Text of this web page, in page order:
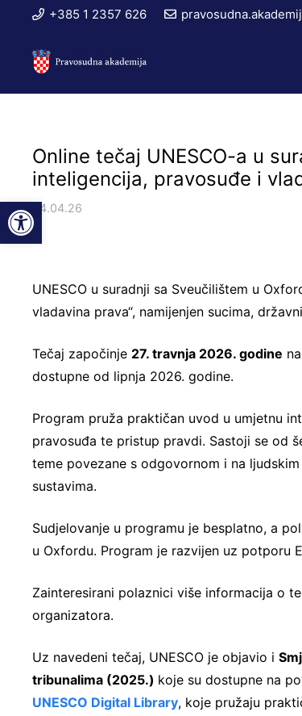
Open toolbar
+385 1 2357 626
Online tečaj UNESCO-a u
inteligencija, pravosuđe i
24.04.26
UNESCO u suradnji sa Sveučilištem u
vladavina prava“, namijenjen sucima,
Tečaj započinje 27. travnja 2026. godine
dostupne od lipnja 2026. godine.
Program pruža praktičan uvod u umjetnu
pravosuđa te pristup pravdi. Sastoji se od
teme povezane s odgovornom i na
sustavima.
Sudjelovanje u programu je besplatno, a
u Oxfordu. Program je razvijen uz potporu
Zainteresirani polaznici više informacija o
organizatora.
Uz navedeni tečaj, UNESCO je objavio i
tribunalima (2025.) koje su dostupne na
UNESCO Digital Library, koje pružaju